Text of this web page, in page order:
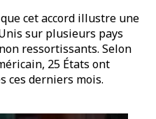
cet accord illustre une
sur plusieurs pays
ressortissants. Selon
25 États ont
ces derniers mois.